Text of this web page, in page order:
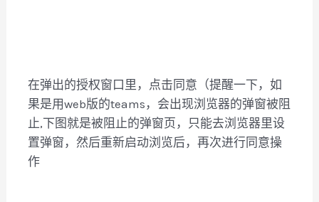
在弹出的授权窗口里，点击同意（提醒一下，如
果是用web版的teams，会出现浏览器的弹窗被阻
止,下图就是被阻止的弹窗页，只能去浏览器里设
置弹窗，然后重新启动浏览后，再次进行同意操
作